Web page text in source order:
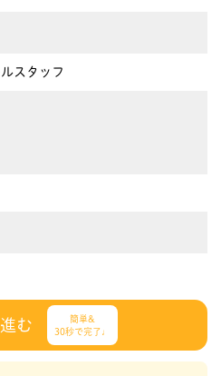
スタッフ
む
簡単&
30秒で完了♩